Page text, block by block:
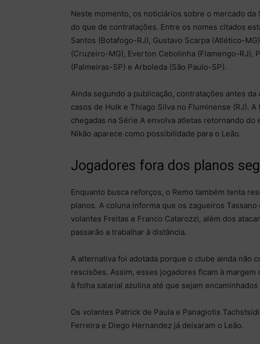
Neste momento, os noticiários sobre o mercado
do que de contratações. Entre os nomes citados
Santos (Botafogo-RJ), Gustavo Scarpa (Atlético-
(Cruzeiro-MG), Everton Cebolinha (Flamengo-RJ),
(Palmeiras-SP) e Arboleda (São Paulo-SP).
Ainda segundo a publicação, contratações antes
casos de Hulk e Thiago Silva no Fluminense (RJ).
chegadas na Série A envolva atletas retornando
Nikão aparece como possibilidade para o Leão.
Jogadores fora dos planos
Enquanto busca reforços, o Remo também tenta
planos. A coluna informa que os zagueiros
volantes Freitas e Franco Catarozzi, além dos
passarão a trabalhar à distância.
A alternativa foi adotada porque o clube ainda não
rescisões. Assim, esses jogadores ficam à
à folha salarial azulina até que sejam
Os volantes Patrick de Paula e Panagiotis
Ferreira e Diego Hernandez já deixaram o Leão.